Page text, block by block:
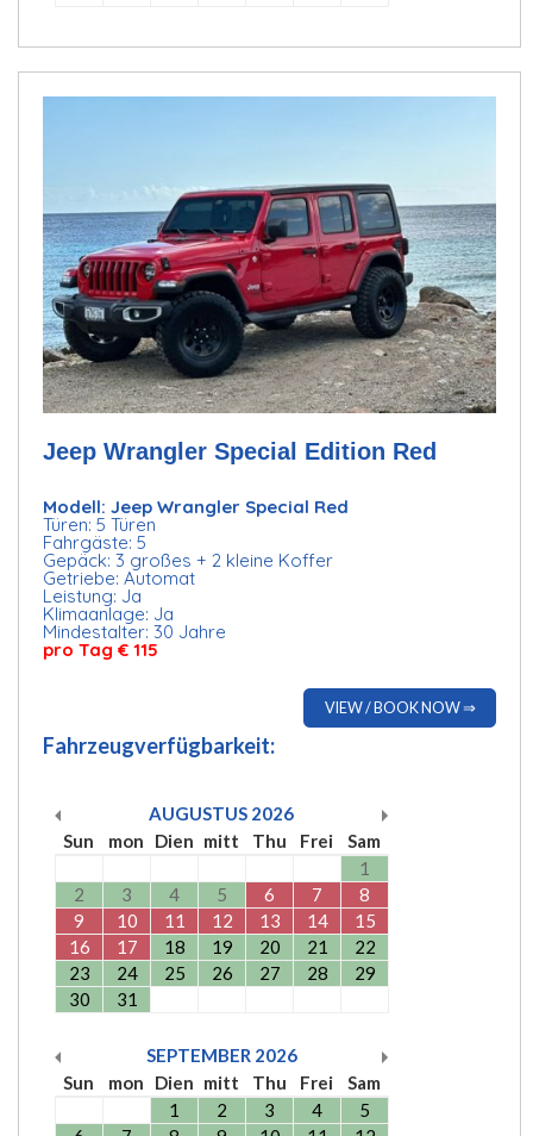
Jeep Wrangler Special Edition Red
Modell: Jeep Wrangler Special Red
Türen: 5 Türen
Fahrgäste: 5
Gepäck: 3 großes + 2 kleine Koffer
Getriebe: Automat
Leistung: Ja
Klimaanlage: Ja
Mindestalter: 30 Jahre
pro Tag € 115
VIEW / BOOK NOW ⇒
Fahrzeugverfügbarkeit:
AUGUSTUS 2026
Sun
mon Dien mitt Thu Frei
Sam
1
2
3 4 5 6 7
8
9
10 11 12 13 14
15
16
17 18 19 20 21
22
23
24 25 26 27 28
29
30
31
SEPTEMBER 2026
Sun
mon Dien mitt Thu Frei
Sam
1
2 3 4
5